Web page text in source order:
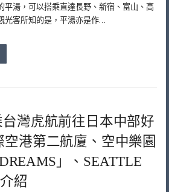
平湯，可以搭乘直達長野、新宿、富山、高
光客所知的是，平湯亦是作…
灣虎航前往日本中部好
港第二航廈、空中樂園
」、SEATTLE
紹